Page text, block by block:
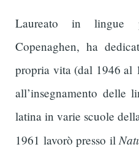
Laureato in lingue
Copenaghen, ha
propria vita (dal 1946 al
all’insegnamento delle
latina in varie scuole
1961 lavorò presso il